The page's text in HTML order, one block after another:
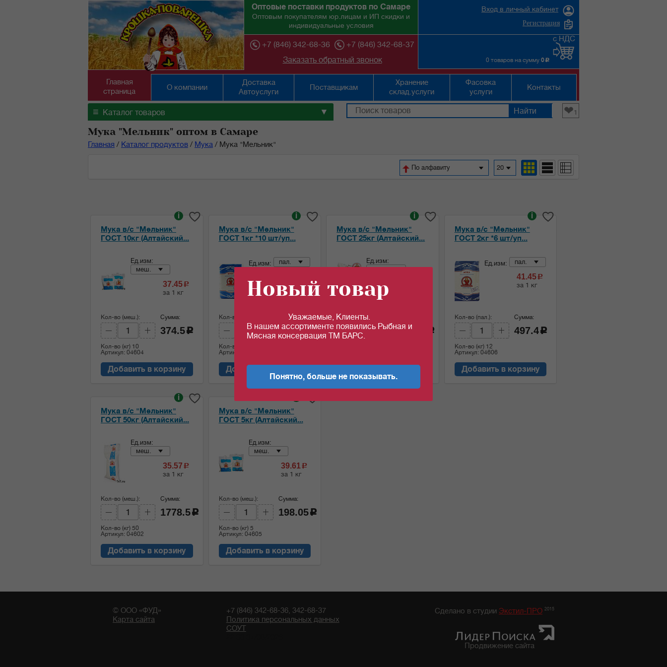
Оптовые поставки продуктов по Самаре
Оптовым покупателям юр.лицам и ИП скидки и
индивидуальные условия
+7 (846) 342-68-36
+7 (846) 342-68-37
Заказать обратный звонок
Вход в личный кабинет
Регистрация
0 товаров на сумму 0 c
с НДС
Главная
страница
О компании
Доставка
Автоуслуги
Поставщикам
Хранение
склад.услуги
Фасовка
услуги
Контакты
≡ Каталог товаров ▼ ❤1
Мука "Мельник" оптом в Самаре
Главная / Каталог продуктов / Мука / Мука "Мельник"
20
По алфавиту
Мука в/с "Мельник"
ГОСТ 10кг (Алтайский...
i
Ед.изм:
меш.
37.45c
за 1 кг
Кол-во (меш.):
Кол-во (кг) 10
Артикул: 04604
Сумма:
374.5 c
Добавить в корзину
Мука в/с "Мельник"
ГОСТ 1кг *10 шт/уп...
i
Ед.изм: пал.
за 1 кг
Кол-во (пал.):
Кол-во (кг)
Артикул: 04759
Сумма:
420.1c
Добавить в корзину
Мука в/с "Мельник"
ГОСТ 25кг (Алтайский...
i
Ед.изм:
меш.
Кол-во (меш.):
906.25 c
Добавить в корзину
Мука в/с "Мельник"
ГОСТ 2кг *6 шт/уп...
i
Ед.изм: пал.
41.45c
за 1 кг
Кол-во (пал.):
Кол-во (кг) 12
Артикул: 04606
Сумма:
497.4c
Добавить в корзину
Мука в/с "Мельник"
ГОСТ 50кг (Алтайский...
i
Ед.изм:
меш.
35.57 c
за 1 кг
Кол-во (меш.):
Кол-во (кг) 50
Артикул: 04602
Сумма:
1778.5 c
Добавить в корзину
Мука в/с "Мельник"
ГОСТ 5кг (Алтайский...
Ед.изм:
меш.
39.61 c
за 1 кг
Кол-во (меш.):
Кол-во (кг) 5
Артикул: 04605
Сумма:
198.05c
Добавить в корзину
© ООО «ФУД»
Карта сайта
+7 (846) 342-68-36, 342-68-37
Политика персональных данных
СОУТ
Сделано в студии Экстил-ПРО 2015
Продвижение сайта
Новый товар
Уважаемые, Клиенты.
В нашем ассортименте появились Рыбная и
Мясная консервация ТМ БАРС.
Понятно, больше не показывать.